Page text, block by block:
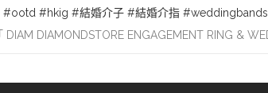
#ootd #hkig #結婚介子 #結婚介指 #weddingbands